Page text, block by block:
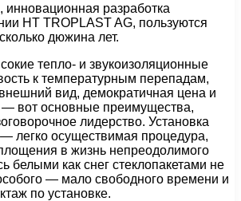
инновационная разработка
HT TROPLAST AG, пользуются
дюжина лет.
тепло- и звукоизоляционные
к температурным перепадам,
вид, демократичная цена и
— вот основные преимущества,
лидерство. Установка
легко осуществимая процедура,
в жизнь непреодолимого
белыми как снег стеклопакетами не
— мало свободного времени и
по установке.